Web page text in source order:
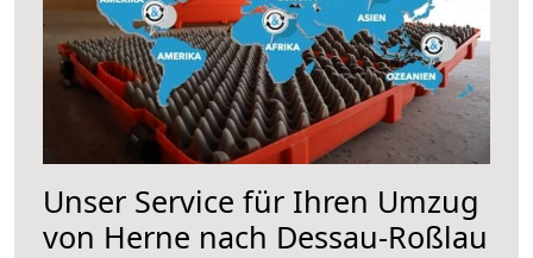
Unser Service für Ihren Umzug
von Herne nach Dessau-Roßlau